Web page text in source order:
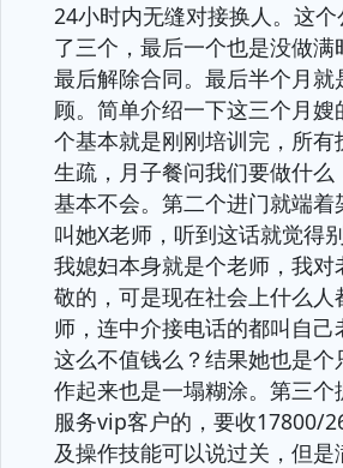
24小时内无缝对接换人。这
了三个，最后一个也是没做满
最后解除合同。最后半个月就
顾。简单介绍一下这三个月嫂
个基本就是刚刚培训完，所有
生疏，月子餐问我们要做什么
基本不会。第二个进门就端着
叫她X老师，听到这话就觉得
我媳妇本身就是个老师，我对
敬的，可是现在社会上什么人
师，连中介接电话的都叫自己
这么不值钱么？结果她也是个
作起来也是一塌糊涂。第三个
服务vip客户的，要收17800/
及操作技能可以说过关，但是